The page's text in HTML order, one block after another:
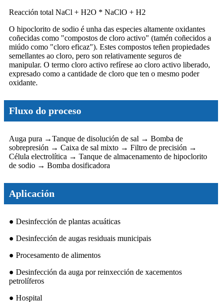
Reacción total NaCl + H2O * NaClO + H2
O hipoclorito de sodio é unha das especies altamente oxidantes
coñecidas como "compostos de cloro activo" (tamén coñecidos a
miúdo como "cloro eficaz"). Estes compostos teñen propiedades
semellantes ao cloro, pero son relativamente seguros de
manipular. O termo cloro activo refírese ao cloro activo liberado,
expresado como a cantidade de cloro que ten o mesmo poder
oxidante.
Fluxo do proceso
Auga pura →Tanque de disolución de sal → Bomba de
sobrepresión → Caixa de sal mixto → Filtro de precisión →
Célula electrolítica → Tanque de almacenamento de hipoclorito
de sodio → Bomba dosificadora
Aplicación
● Desinfección de plantas acuáticas
● Desinfección de augas residuais municipais
● Procesamento de alimentos
● Desinfección da auga por reinxección de xacementos
petrolíferos
● Hospital